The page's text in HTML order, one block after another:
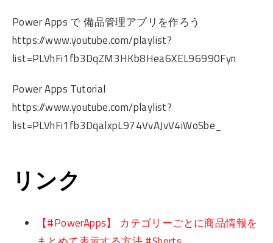
Power Apps で 備品管理アプリを作ろう
https://www.youtube.com/playlist?
list=PLVhFi1fb3DqZM3HKb8Hea6XEL96990Fyn
Power Apps Tutorial
https://www.youtube.com/playlist?
list=PLVhFi1fb3DqalxpL974VvAJvV4iWoSbe_
リンク
【#PowerApps】 カテゴリーごとに商品情報を